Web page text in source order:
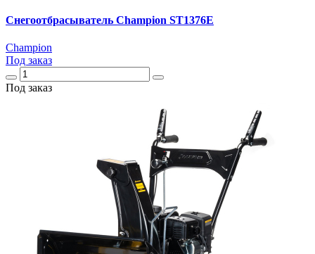
Снегоотбрасыватель Champion ST1376E
Champion
Под заказ
Под заказ